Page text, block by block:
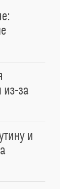
из-за
и